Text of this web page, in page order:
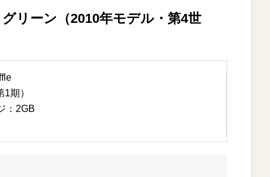
リーン（2010年モデル・第4世
期）
：2GB